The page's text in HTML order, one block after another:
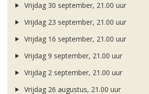
Vrijdag 30 september, 21.00 uur
Vrijdag 23 september, 21.00 uur
Vrijdag 16 september, 21.00 uur
Vrijdag 9 september, 21.00 uur
Vrijdag 2 september, 21.00 uur
Vrijdag 26 augustus, 21.00 uur